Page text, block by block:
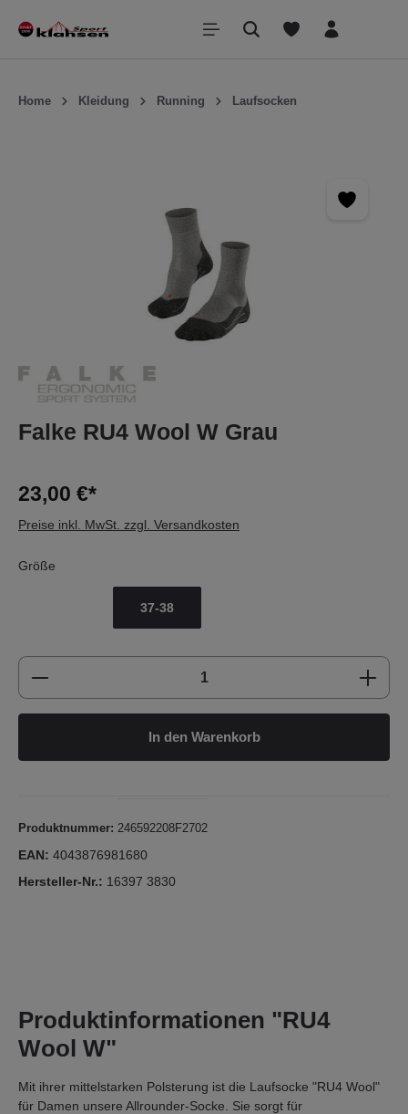
springen
Home Kleidung Running Laufsocken
Falke RU4 Wool W Grau
23,00 €*
Preise inkl. MwSt. zzgl. Versandkosten
Größe
37-38
Produkt Anzahl: Gib den gewünschten
In den Warenkorb
Produktnummer: 246592208F2702
EAN: 4043876981680
Hersteller-Nr.: 16397 3830
Produktinformationen "RU4
Wool W"
Mit ihrer mittelstarken Polsterung ist die Laufsocke "RU4 Wool"
für Damen unsere Allrounder-Socke. Sie sorgt für